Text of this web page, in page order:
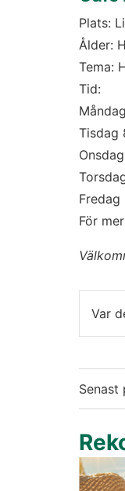
Plats:
Ålder:
Tema:
Tid:
Tisdag
Fredag
För
Var
Senast